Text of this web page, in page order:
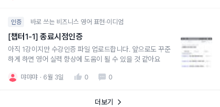
인증 바로 쓰는 비즈니스 영어 표현·이디엄
[챕터1-1] 종료시점인증
아직 1강이지만 수강인증 파일 업로드합니다. 앞으로도 꾸준
하게 하면 영어 실력 향상에 도움이 될 수 있을 것 같아요
먀먀먀 6월 3일 0 0
더보기